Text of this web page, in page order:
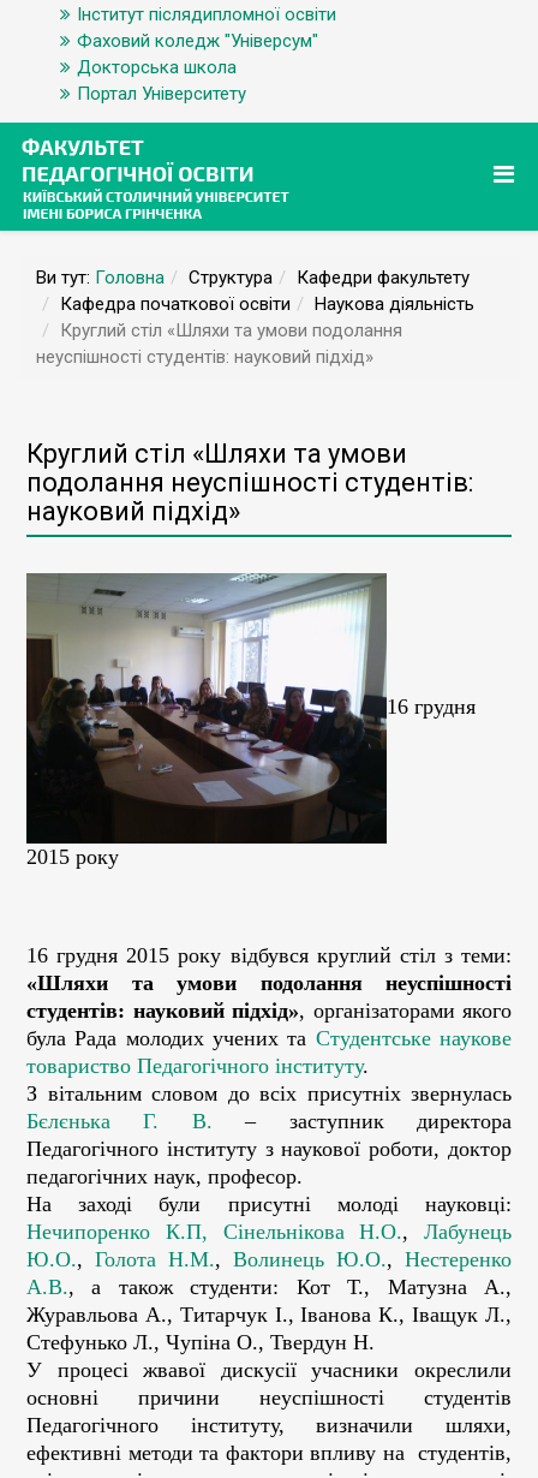
Інститут післядипломної освіти
Фаховий коледж "Універсум"
Докторська школа
Портал Університету
Ви тут: Головна Структура
Кафедри факультету
Кафедра початкової освіти
Наукова діяльність
Круглий стіл «Шляхи та умови подолання
неуспішності студентів: науковий підхід»
Круглий стіл «Шляхи та умови
подолання неуспішності студентів:
науковий підхід»
16 грудня
2015 року
16 грудня 2015 року відбувся круглий стіл з теми:
«Шляхи та умови подолання неуспішності
студентів: науковий підхід», організаторами якого
була Рада молодих учених та Студентське наукове
товариство Педагогічного інституту.
З вітальним словом до всіх присутніх звернулась
Бєлєнька Г. В.– заступник директора
Педагогічного інституту з наукової роботи, доктор
педагогічних наук, професор.
На заході були присутні молоді науковці:
Нечипоренко К.П,
Сінельнікова Н.О., Лабунець
Ю.О., Голота Н.М., Волинець Ю.О., Нестеренко
А.В., а також студенти: Кот Т., Матузна А.,
Журавльова А., Титарчук І., Іванова К., Іващук Л.,
Стефунько Л., Чупіна О., Твердун Н.
У процесі жвавої дискусії учасники окреслили
основні причини неуспішності студентів
Педагогічного інституту, визначили шляхи,
ефективні методи та фактори впливу на студентів,